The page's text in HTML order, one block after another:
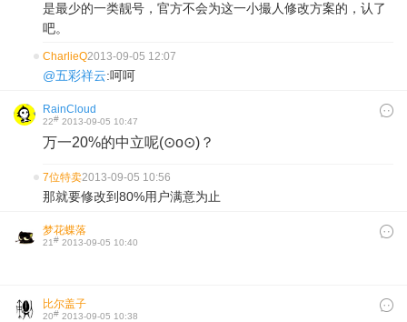
是最少的一类靓号，官方不会为这一小撮人修改方案的，认了
吧。
CharlieQ2013-09-05 12:07
@五彩祥云:呵呵
RainCloud
22# 2013-09-05 10:47
万一20%的中立呢(⊙o⊙)？
7位特卖2013-09-05 10:56
那就要修改到80%用户满意为止
梦花蝶落
21# 2013-09-05 10:40
比尔盖子
20# 2013-09-05 10:38